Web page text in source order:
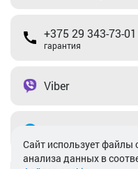
+375 29 343-73-01
гарантия
Viber
Cайт использует файлы
анализа данных в